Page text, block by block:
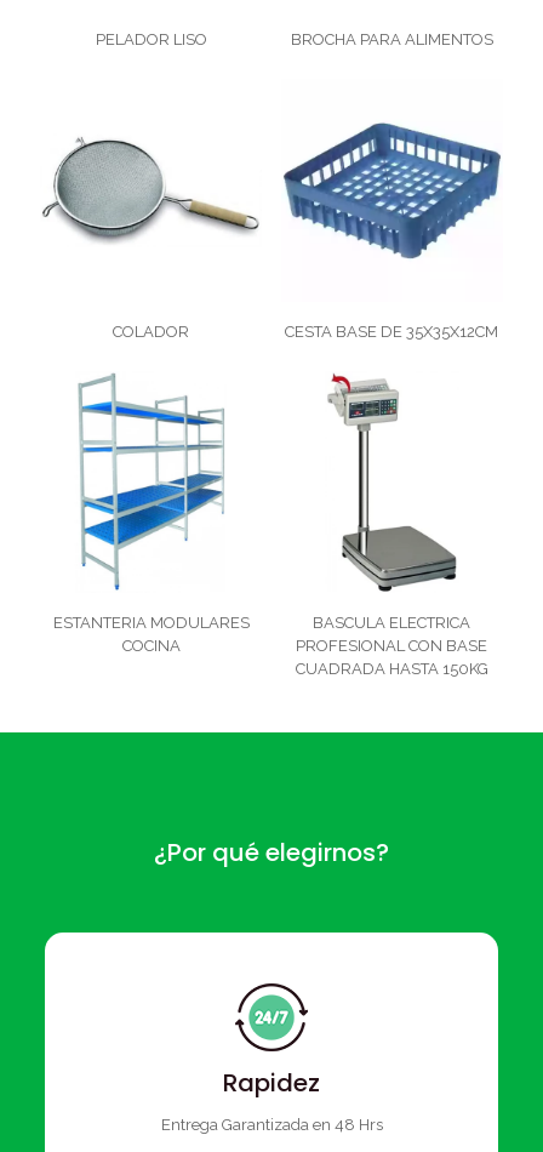
PELADOR LISO BROCHA PARA ALIMENTOS
COLADOR CESTA BASE DE 35X35X12CM
ESTANTERIA MODULARES
COCINA
BASCULA ELECTRICA
PROFESIONAL CON BASE
CUADRADA HASTA 150KG
¿Por qué elegirnos?
Rapidez
Entrega Garantizada en 48 Hrs